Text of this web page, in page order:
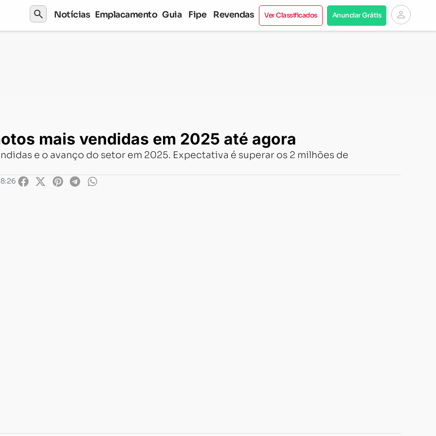
search Notícias Emplacamento Guia Fipe Revendas Ver Classificados Anunciar Grátis person
em 2025 até agora
mais vendidas em 2025 até agora
e o avanço do setor em 2025. Expectativa é superar os 2 milhões de